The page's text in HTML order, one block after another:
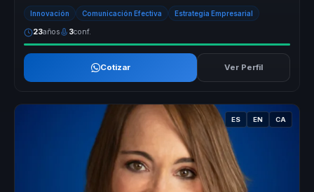
conviertan...
Innovación Comunicación Efectiva Estrategia Empresarial
23años 3conf.
Cotizar Ver Perfil
ES EN CA